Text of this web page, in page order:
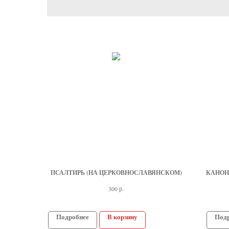
ПСАЛТИРЬ (НА ЦЕРКОВНОСЛАВЯНСКОМ)
300р.
Подробнее В корзину